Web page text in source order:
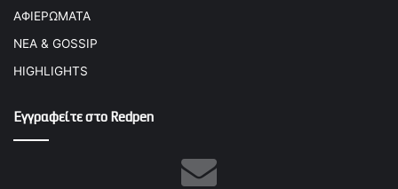
ΑΦΙΕΡΩΜΑΤΑ
ΝΕΑ & GOSSIP
HIGHLIGHTS
Εγγραφείτε στο Redpen